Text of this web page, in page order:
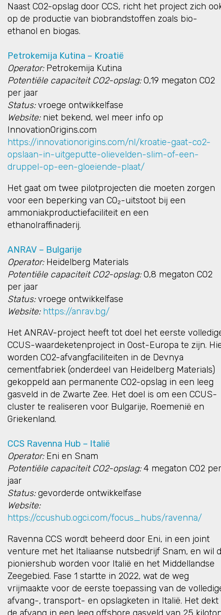
Naast CO2-opslag door CCS, richt het project zich
op de productie van biobrandstoffen zoals bio-
ethanol en biogas.
Petrokemija Kutina – Kroatië
Operator:Petrokemija Kutina
Potentiële capaciteit CO2-opslag:0,19 megaton CO2
per jaar
Status:vroege ontwikkelfase
Website:niet bekend, wel meer info op
InnovationOrigins.com
https://innovationorigins.com/nl/kroatie-gaat-co2-
opslaan-in-uitgeputte-olievelden-slim-of-een-
druppel-op-een-gloeiende-plaat/
Het gaat om twee pilotprojecten die moeten zorgen
voor een beperking van CO₂-uitstoot bij een
ammoniakproductiefaciliteit en een
ethanolraffinaderij.
ANRAV – Bulgarije
Operator:Heidelberg Materials
Potentiële capaciteit CO2-opslag:0,8 megaton CO2
per jaar
Status:vroege ontwikkelfase
Website: https://anrav.bg/
Het ANRAV-project heeft tot doel het eerste
CCUS-waardeketenproject in Oost-Europa te zijn.
worden CO2-afvangfaciliteiten in de Devnya
cementfabriek (onderdeel van Heidelberg Materials)
gekoppeld aan permanente CO2-opslag in een leeg
gasveld in de Zwarte Zee. Het doel is om een CCUS-
cluster te realiseren voor Bulgarije, Roemenië en
Griekenland.
CCS Ravenna Hub – Italië
Operator: Eni en Snam
Potentiële capaciteit CO2-opslag:4 megaton CO2 per
jaar
Status:gevorderde ontwikkelfase
Website:
https://ccushub.ogci.com/focus_hubs/ravenna/
Ravenna CCS wordt beheerd door Eni, in een joint
venture met het Italiaanse nutsbedrijf Snam, en wil
pioniershub worden voor Italië en het Middellandse
Zeegebied. Fase 1 startte in 2022, wat de weg
vrijmaakte voor de eerste toepassing van de
afvang-, transport- en opslagketen in Italië. Het dekt